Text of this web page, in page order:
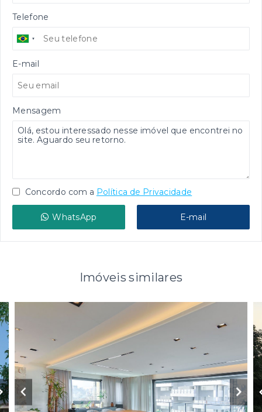
Telefone
E-mail
Mensagem
Concordo com a Política de Privacidade
WhatsApp E-mail
Imóveis similares